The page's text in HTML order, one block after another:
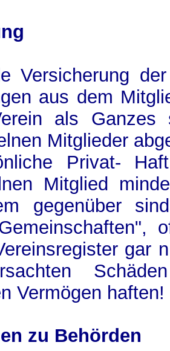
Versicherung
aus dem
als
Mitglieder
Privat-
Mitglied
gegenüber
gar
Vermögen haften!
zu Behörden